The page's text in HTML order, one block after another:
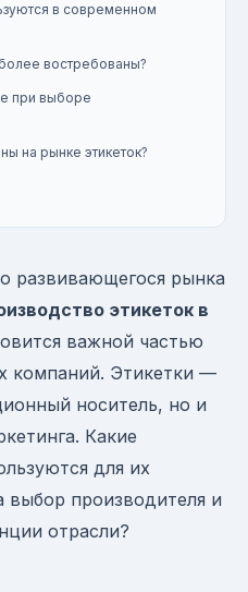
в современном
востребованы?
при выборе
на рынке этикеток?
развивающегося рынка
этикеток в
важной частью
компаний. Этикетки —
носитель, но и
Какие
для их
выбор производителя и
отрасли?